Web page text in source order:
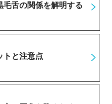
毛舌の関係を解明する
トと注意点